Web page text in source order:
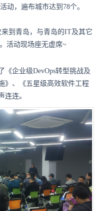
动，遍布城市达到78个。
来到青岛，与青岛的IT及其它
活动现场座无虚席~
《企业级DevOps转型挑战及
》、《五星级高效软件工程
连连。